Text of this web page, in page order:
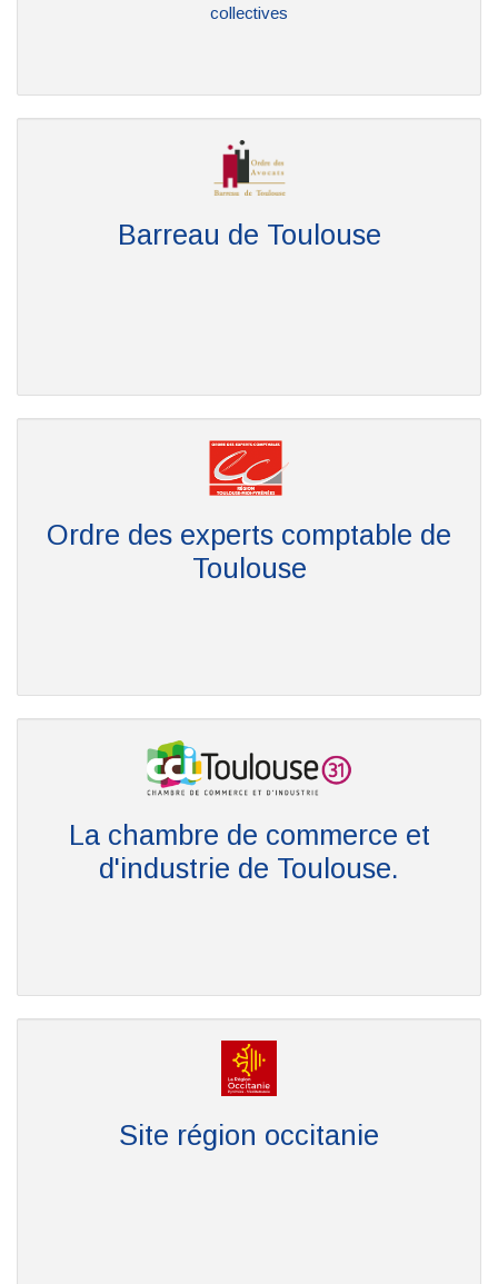
collectives
Barreau de Toulouse
Ordre des experts comptable de
Toulouse
La chambre de commerce et
d'industrie de Toulouse.
Site région occitanie